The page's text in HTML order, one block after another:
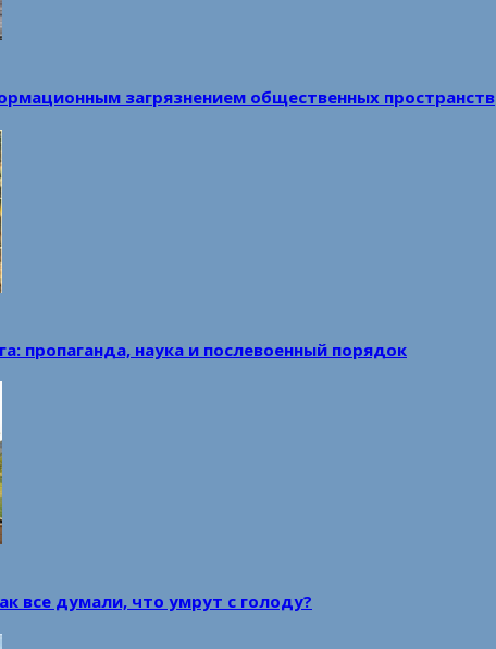
загрязнением общественных пространств
пропаганда, наука и послевоенный порядок
все думали, что умрут с голоду?